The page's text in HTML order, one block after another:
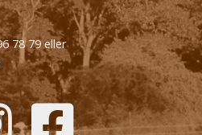
78 79 eller